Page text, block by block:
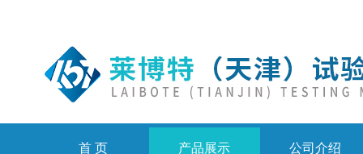
首 页 产品展示 公司介绍